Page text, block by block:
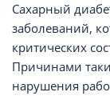
Сахарный
заболеваний,
критических
Причинами
нарушения